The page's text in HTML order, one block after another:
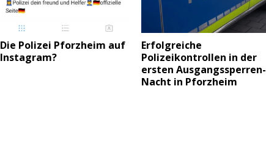
Die Polizei Pforzheim auf
Instagram?
Erfolgreiche
Polizeikontrollen in der
ersten Ausgangssperren-
Nacht in Pforzheim